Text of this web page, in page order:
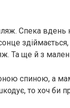
Спека вдень
Та ще й з
спиною, а
то хоч